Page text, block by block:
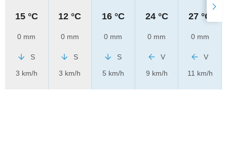
15 °C
0 mm
S
3 km/h
12 °C
0 mm
S
3 km/h
16 °C
0 mm
S
5 km/h
24 °C
0 mm
V
9 km/h
27 °C
0 mm
V
11 km/h